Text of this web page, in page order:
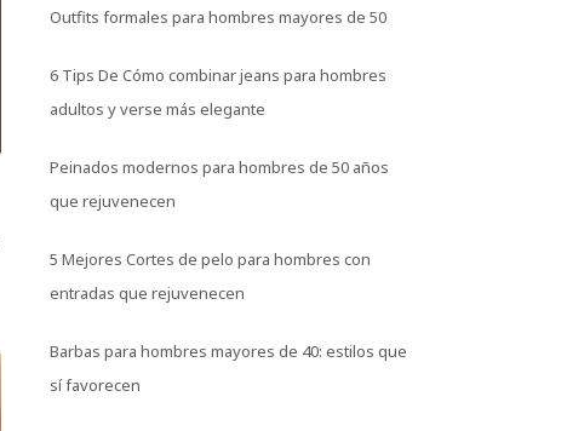
Outfits formales para hombres mayores de 50
6 Tips De Cómo combinar jeans para hombres
adultos y verse más elegante
Peinados modernos para hombres de 50 años
que rejuvenecen
5 Mejores Cortes de pelo para hombres con
entradas que rejuvenecen
Barbas para hombres mayores de 40: estilos que
sí favorecen